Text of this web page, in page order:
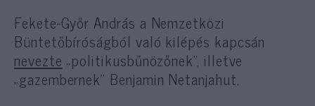
Fekete-Győr András a Nemzetközi
Büntetőbíróságból való kilépés kapcsán
nevezte „politikusbűnözőnek”, illetve
„gazembernek” Benjamin Netanjahut.